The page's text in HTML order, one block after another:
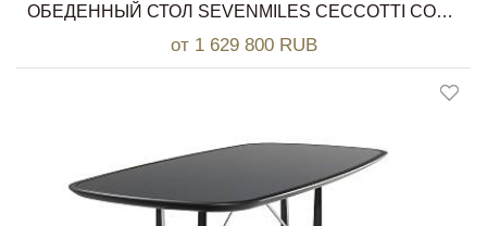
ОБЕДЕННЫЙ СТОЛ SEVENMILES CECCOTTI COLLEZIONI
от 1 629 800 RUB